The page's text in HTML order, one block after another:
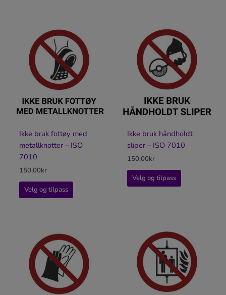
Ikke bruk fottøy med
metallknotter – ISO
7010
150,00kr
Velg og tilpass
Ikke bruk håndholdt
sliper – ISO 7010
150,00kr
Velg og tilpass